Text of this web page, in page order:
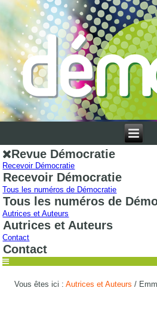
Revue Démocratie
Recevoir Démocratie
Recevoir Démocratie
Tous les numéros de Démocratie
Tous les numéros de
Autrices et Auteurs
Autrices et Auteurs
Contact
Contact
Vous êtes ici :Autrices et Auteurs /